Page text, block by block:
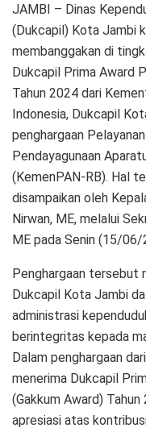
JAMBI – Dinas
(Dukcapil) Kota Jambi
membanggakan di
Dukcapil Prima Award
Tahun 2024 dari
Indonesia, Dukcapil
penghargaan
Pendayagunaan
(KemenPAN-RB). Hal
disampaikan oleh
Nirwan, ME, melalui
ME pada Senin (15/06/
Penghargaan tersebut
Dukcapil Kota Jambi
administrasi
berintegritas kepada
Dalam penghargaan
menerima Dukcapil
(Gakkum Award)
apresiasi atas